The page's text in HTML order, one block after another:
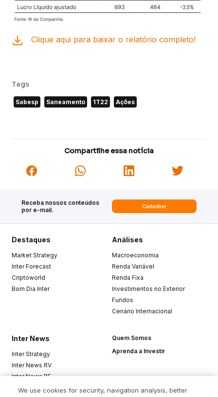
Clique aqui para baixar o relatório completo!
Tags
Sabesp Saneamento 1T22 Ações
Compartilhe essa notícia
Receba nossos conteúdos
por e-mail.
Cadastrar
Destaques
Market Strategy
Inter Forecast
Criptoworld
Bom Dia Inter
Análises
Macroeconomia
Renda Variável
Renda Fixa
Investimentos no Exterior
Fundos
Cenário Internacional
Inter News
Inter Strategy
Inter News RV
Inter News RF
Top Funds
Quem Somos
Aprenda a Investir
We use cookies for security, navigation analysis, better